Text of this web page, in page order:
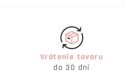
Vrátenie tovaru
do 30 dní